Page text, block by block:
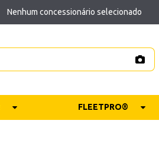
Nenhum concessionário selecionado
FLEETPRO®